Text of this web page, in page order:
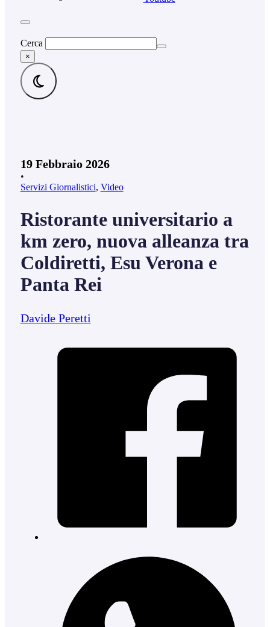
Cerca
×
19 Febbraio 2026
•
Servizi Giornalistici, Video
Ristorante universitario a
km zero, nuova alleanza tra
Coldiretti, Esu Verona e
Panta Rei
Davide Peretti